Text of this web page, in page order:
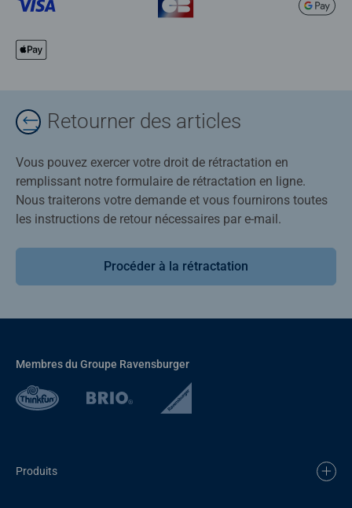
Retourner des articles
Vous pouvez exercer votre droit de rétractation en
remplissant notre formulaire de rétractation en ligne.
Nous traiterons votre demande et vous fournirons toutes
les instructions de retour nécessaires par e-mail.
Procéder à la rétractation
Membres du Groupe Ravensburger
Produits